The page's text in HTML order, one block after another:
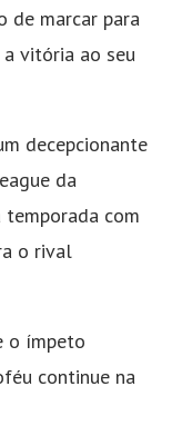
de marcar para
vitória ao seu
decepcionante
da
temporada com
o rival
o ímpeto
continue na